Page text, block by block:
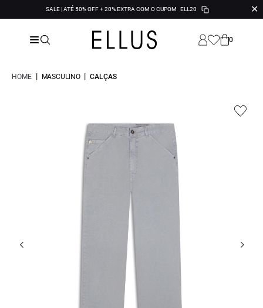
SALE | ATÉ 50% OFF + 20% EXTRA COM O CUPOM ELL20 ✕
0
HOME | MASCULINO | CALÇAS